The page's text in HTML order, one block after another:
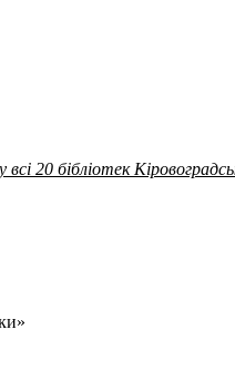
20 бібліотек